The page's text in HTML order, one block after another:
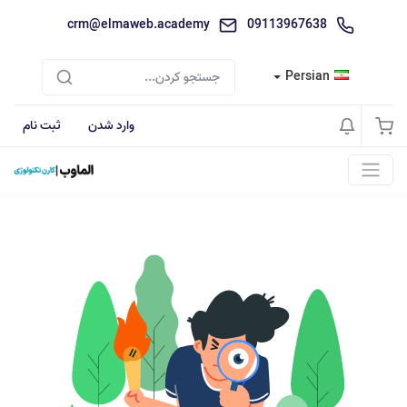
09113967638
crm@elmaweb.academy
Persian
وارد شدن ثبت نام